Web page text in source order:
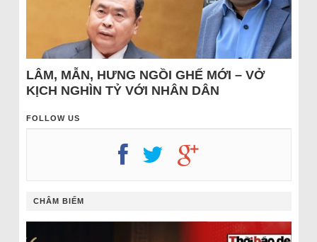
LÂM, MẪN, HƯNG NGỒI GHẾ MỚI – VỞ
KỊCH NGHÌN TỶ VỚI NHÂN DÂN
FOLLOW US
CHÂM BIẾM